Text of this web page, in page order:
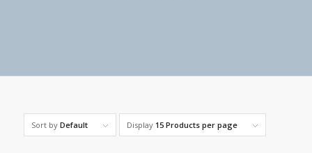
Sort by Default Display 15 Products per page